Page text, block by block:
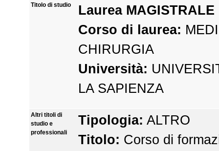
Titolo di studio
Laurea MAGISTRALE
Corso di laurea:
CHIRURGIA
Università:
LA SAPIENZA
Altri titoli di
studio e
professionali
Tipologia: ALTRO
Titolo: Corso di